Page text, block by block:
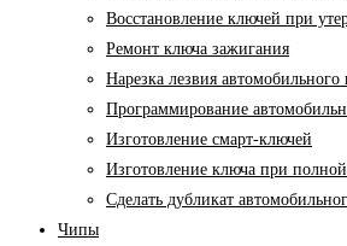
Восстановление ключей при
Ремонт ключа зажигания
Нарезка лезвия автомобильного
Программирование
Изготовление смарт-ключей
Изготовление ключа при
Cделать дубликат
Чипы